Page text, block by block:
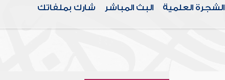
الشجرة العلمية البث المباشر شارك بملفاتك